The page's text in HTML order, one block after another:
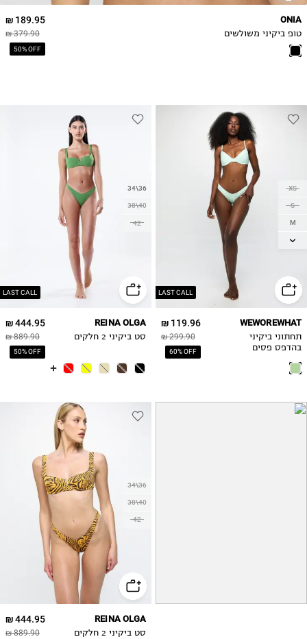
189.95 ₪
379.90 ₪
50% OFF
ONIA
טופ ביקיני משולשים
LAST CALL
XS
S
M
L
119.96 ₪
299.90 ₪
60% OFF
WEWOREWHAT
תחתוני ביקיני
בהדפס פסים
LAST CALL
34\36
38\40
42
444.95 ₪
889.90 ₪
50% OFF
REINA OLGA
סט ביקיני 2 חלקים
34\36
38\40
42
444.95 ₪
889.90 ₪
REINA OLGA
סט ביקיני 2 חלקים